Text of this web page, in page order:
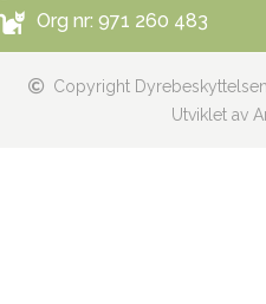
Org nr: 971 260 483
Copyright
Utviklet av